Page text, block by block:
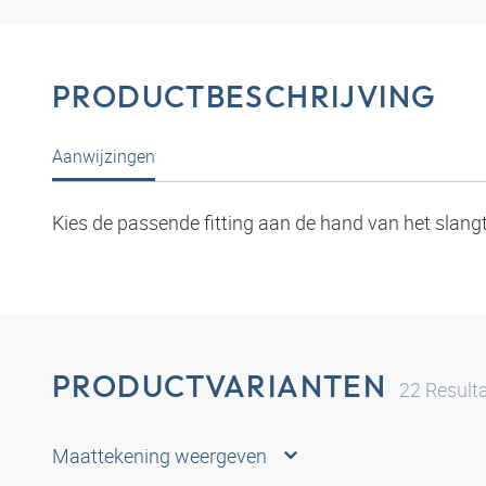
PRODUCTBESCHRIJVING
Aanwijzingen
Kies de passende fitting aan de hand van het
PRODUCTVARIANTEN 22
Maattekening weergeven